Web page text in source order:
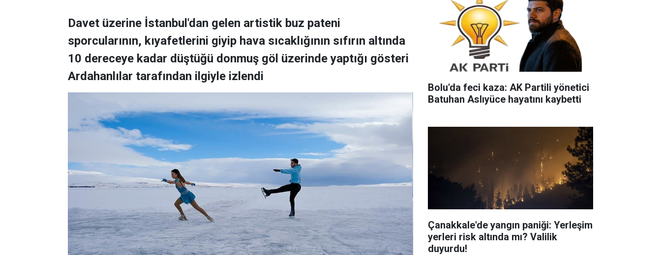
Davet üzerine İstanbul'dan gelen artistik buz pateni
sporcularının, kıyafetlerini giyip hava sıcaklığının sıfırın altında
10 dereceye kadar düştüğü donmuş göl üzerinde yaptığı gösteri
Ardahanlılar tarafından ilgiyle izlendi
Bolu'da feci kaza: AK Partili yönetici
Batuhan Aslıyüce hayatını kaybetti
Çanakkale'de yangın paniği: Yerleşim
yerleri risk altında mı? Valilik
duyurdu!